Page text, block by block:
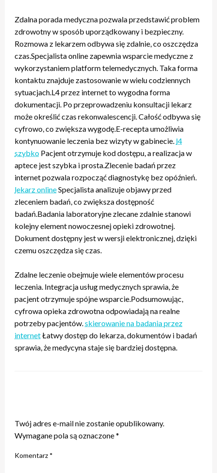
Zdalna porada medyczna pozwala przedstawić problem
zdrowotny w sposób uporządkowany i bezpieczny.
Rozmowa z lekarzem odbywa się zdalnie, co oszczędza
czas.Specjalista online zapewnia wsparcie medyczne z
wykorzystaniem platform telemedycznych. Taka forma
kontaktu znajduje zastosowanie w wielu codziennych
sytuacjach.L4 przez internet to wygodna forma
dokumentacji. Po przeprowadzeniu konsultacji lekarz
może określić czas rekonwalescencji. Całość odbywa się
cyfrowo, co zwiększa wygodę.E-recepta umożliwia
kontynuowanie leczenia bez wizyty w gabinecie. l4
szybko Pacjent otrzymuje kod dostępu, a realizacja w
aptece jest szybka i prosta.Zlecenie badań przez
internet pozwala rozpocząć diagnostykę bez opóźnień.
lekarz onlineSpecjalista analizuje objawy przed
zleceniem badań, co zwiększa dostępność
badań.Badania laboratoryjne zlecane zdalnie stanowi
kolejny element nowoczesnej opieki zdrowotnej.
Dokument dostępny jest w wersji elektronicznej, dzięki
czemu oszczędza się czas.
Zdalne leczenie obejmuje wiele elementów procesu
leczenia. Integracja usług medycznych sprawia, że
pacjent otrzymuje spójne wsparcie.Podsumowując,
cyfrowa opieka zdrowotna odpowiadają na realne
potrzeby pacjentów. skierowanie na badania przez
internetŁatwy dostęp do lekarza, dokumentów i badań
sprawia, że medycyna staje się bardziej dostępna.
Twój adres e-mail nie zostanie opublikowany.
Wymagane pola są oznaczone*
Komentarz *